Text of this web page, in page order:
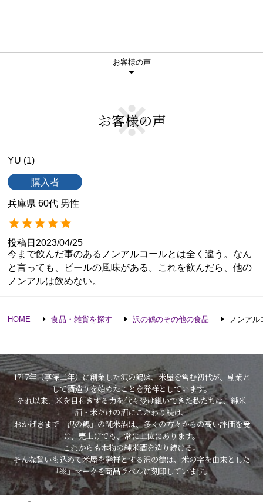
お客様の声
お客様の声
YU 1
購入者
兵庫県 60代 男性
投稿日 2023/04/25
今まで飲んだ事のあるノンアルコールとは全く違う。なん
と言っても、ビールの風味がある。これを飲んだら、他の
ノンアルは飲めない。
HOME 食品・雑貨を探す 沢の鶴のその他の食品 ノンア
1717年（享保二年）に創業した沢の鶴は、米屋を営む初代が、副業と
して酒造りを始めたことを発祥としています。
それ以来、米を目利きする力を代々受け継いできた私たちは、純米
酒・米だけの酒にこだわり続け、
おかげさまで「沢の鶴」の純米酒は、多くの方々からの高い評価を受
け、売上げでも、常に上位にあります。
これからも本物の純米酒を造り続ける。
そんな誓いも込めて米屋を発祥とする沢の鶴は、米の字を由来とした
「※」マークを商品ラベルに刻印しています。